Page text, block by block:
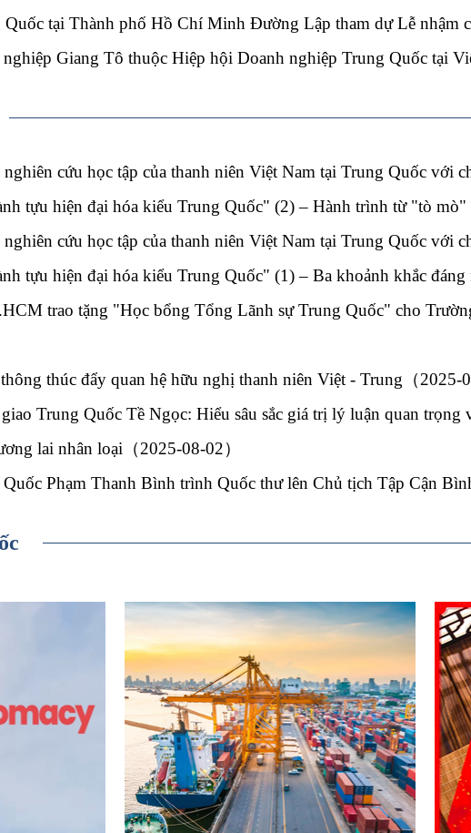
tại Thành phố Hồ Chí Minh Đường Lập tham dự Lễ nhậm
Giang Tô thuộc Hiệp hội Doanh nghiệp Trung Quốc tại
cứu học tập của thanh niên Việt Nam tại Trung Quốc với
tựu hiện đại hóa kiểu Trung Quốc" (2) – Hành trình từ "tò mò"
cứu học tập của thanh niên Việt Nam tại Trung Quốc với
tựu hiện đại hóa kiểu Trung Quốc" (1) – Ba khoảnh khắc
trao tặng "Học bổng Tổng Lãnh sự Trung Quốc" cho
thúc đẩy quan hệ hữu nghị thanh niên Việt - Trung（2025-
Trung Quốc Tề Ngọc: Hiểu sâu sắc giá trị lý luận quan trọng
lai nhân loại（2025-08-02）
Phạm Thanh Bình trình Quốc thư lên Chủ tịch Tập Cận